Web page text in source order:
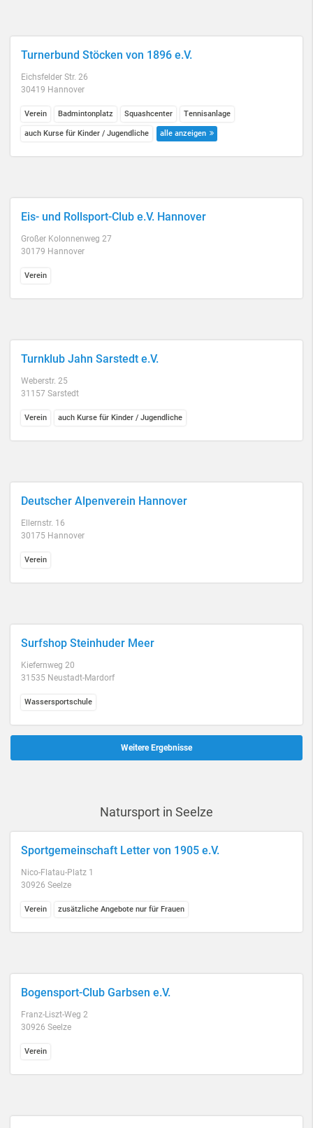
Turnerbund Stöcken von 1896 e.V.
Eichsfelder Str. 26
30419 Hannover
Verein Badmintonplatz Squashcenter Tennisanlage
auch Kurse für Kinder / Jugendliche alle anzeigen
Eis- und Rollsport-Club e.V. Hannover
Großer Kolonnenweg 27
30179 Hannover
Verein
Turnklub Jahn Sarstedt e.V.
Weberstr. 25
31157 Sarstedt
Verein auch Kurse für Kinder / Jugendliche
Deutscher Alpenverein Hannover
Ellernstr. 16
30175 Hannover
Verein
Surfshop Steinhuder Meer
Kiefernweg 20
31535 Neustadt-Mardorf
Wassersportschule
Weitere Ergebnisse
Natursport in Seelze
Sportgemeinschaft Letter von 1905 e.V.
Nico-Flatau-Platz 1
30926 Seelze
Verein zusätzliche Angebote nur für Frauen
Bogensport-Club Garbsen e.V.
Franz-Liszt-Weg 2
30926 Seelze
Verein